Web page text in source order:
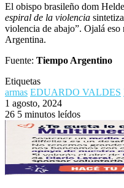
El obispo brasileño dom
espiral de la violencia
violencia de abajo”. Ojalá eso
Argentina.
Fuente: Tiempo Argentino
Etiquetas
armas EDUARDO VALDES
1 agosto, 2024
26 5 minutos leídos